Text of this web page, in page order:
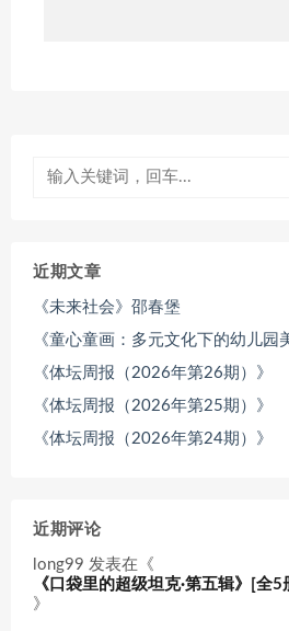
近期文章
《未来社会》邵春堡
《童心童画：多元文化下的幼儿园
《体坛周报（2026年第26期）》
《体坛周报（2026年第25期）》
《体坛周报（2026年第24期）》
近期评论
long99 发表在《
《口袋里的超级坦克·第五辑》[全
》